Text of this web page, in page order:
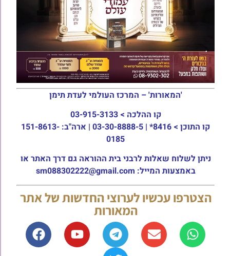
'המאורות' – המרכז העולמי לעדת תימן
קו ההלכה > 03-915-3133
קו התוכן >
8416* | 03-30-8888-5 | ארה"ב: 151-8613-
0185
ניתן לשלוח שאלות לרבני בית ההוראה גם דרך האתר או
באמצעות המייל: sm088302222@gmail.com
הצטרפו עכשיו לערוצי החדשות של אתר
המאורות